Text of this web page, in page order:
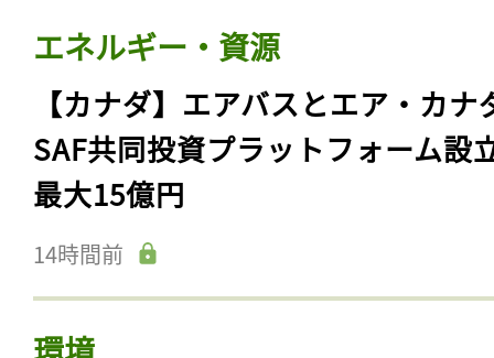
エネルギー・資源
【カナダ】エアバスとエア・カナ
SAF共同投資プラットフォーム設
最大15億円
14時間前